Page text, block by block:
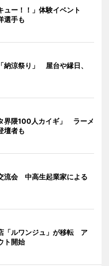
ュー！！」体験イベント
選手も
納涼祭り」 屋台や縁日、
界隈100人カイギ」 ラーメ
壇者も
流会 中高生起業家による
「ルワンジュ」が移転 ア
ト開始